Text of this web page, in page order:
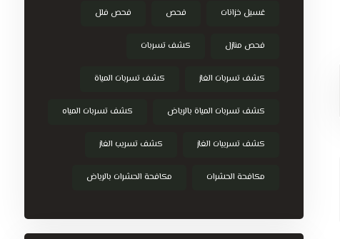
غسيل خزانات فحص فحص فلل
فحص منازل كشف تسربات
كشف تسربات الغاز كشف تسربات المياة
كشف تسربات المياة بالرياض كشف تسربات المياه
كشف تسريبات الغاز كشف تسريب الغاز
مكافحة الحشرات مكافحة الحشرات بالرياض